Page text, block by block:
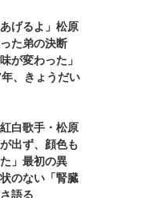
あげるよ」松原
た弟の決断
が変わった」
、きょうだい
白歌手・松原
出ず、顔色も
」最初の異
のない「腎臓
語る